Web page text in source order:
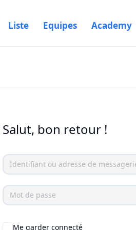
Liste Equipes Academy
Salut, bon retour !
Me garder connecté